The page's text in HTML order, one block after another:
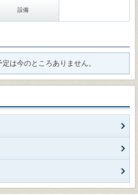
設備
は今のところありません。